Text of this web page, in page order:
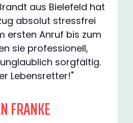
aus Bielefeld hat
absolut stressfrei
ersten Anruf bis zum
sie professionell,
sorgfältig.
Lebensretter!"
FRANKE